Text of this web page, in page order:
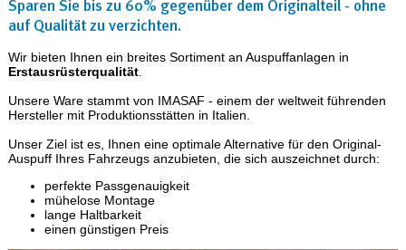
Sparen Sie bis zu 60% gegenüber dem Originalteil - ohne
auf Qualität zu verzichten.
Wir bieten Ihnen ein breites Sortiment an Auspuffanlagen in
Erstausrüsterqualität.
Unsere Ware stammt von IMASAF - einem der weltweit führenden
Hersteller mit Produktionsstätten in Italien.
Unser Ziel ist es, Ihnen eine optimale Alternative für den Original-
Auspuff Ihres Fahrzeugs anzubieten, die sich auszeichnet durch:
perfekte Passgenauigkeit
mühelose Montage
lange Haltbarkeit
einen günstigen Preis